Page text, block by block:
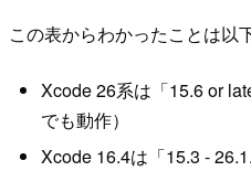
この表からわかったことは以
Xcode 26系は「15.6 or
でも動作）
Xcode 16.4は「15.3 -